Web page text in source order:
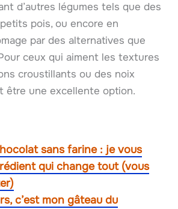
d’autres légumes tels que des
pois, ou encore en
par des alternatives que
ceux qui aiment les textures
croustillants ou des noix
être une excellente option.
sans farine : je vous
qui change tout (vous
c’est mon gâteau du